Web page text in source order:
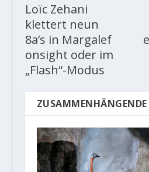
Loïc Zehani
klettert neun
8a’s in Margalef
onsight oder im
„Flash“-Modus
ZUSAMMENHÄNGENDE